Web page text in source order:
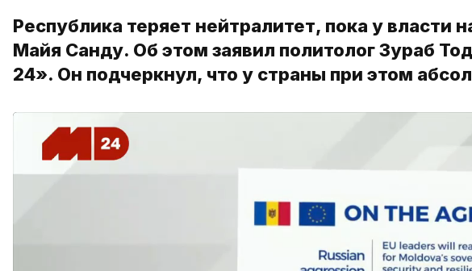
Республика теряет нейтралитет, пока у власти
Майя Санду. Об этом заявил политолог Зураб
24». Он подчеркнул, что у страны при этом